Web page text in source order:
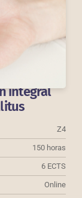
integral
Z4
150 horas
6 ECTS
Online